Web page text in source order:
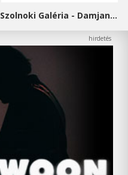
Szolnoki Galéria - Damjanich János Múzeum